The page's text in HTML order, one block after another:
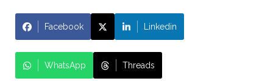
Facebook Linkedin
WhatsApp Threads